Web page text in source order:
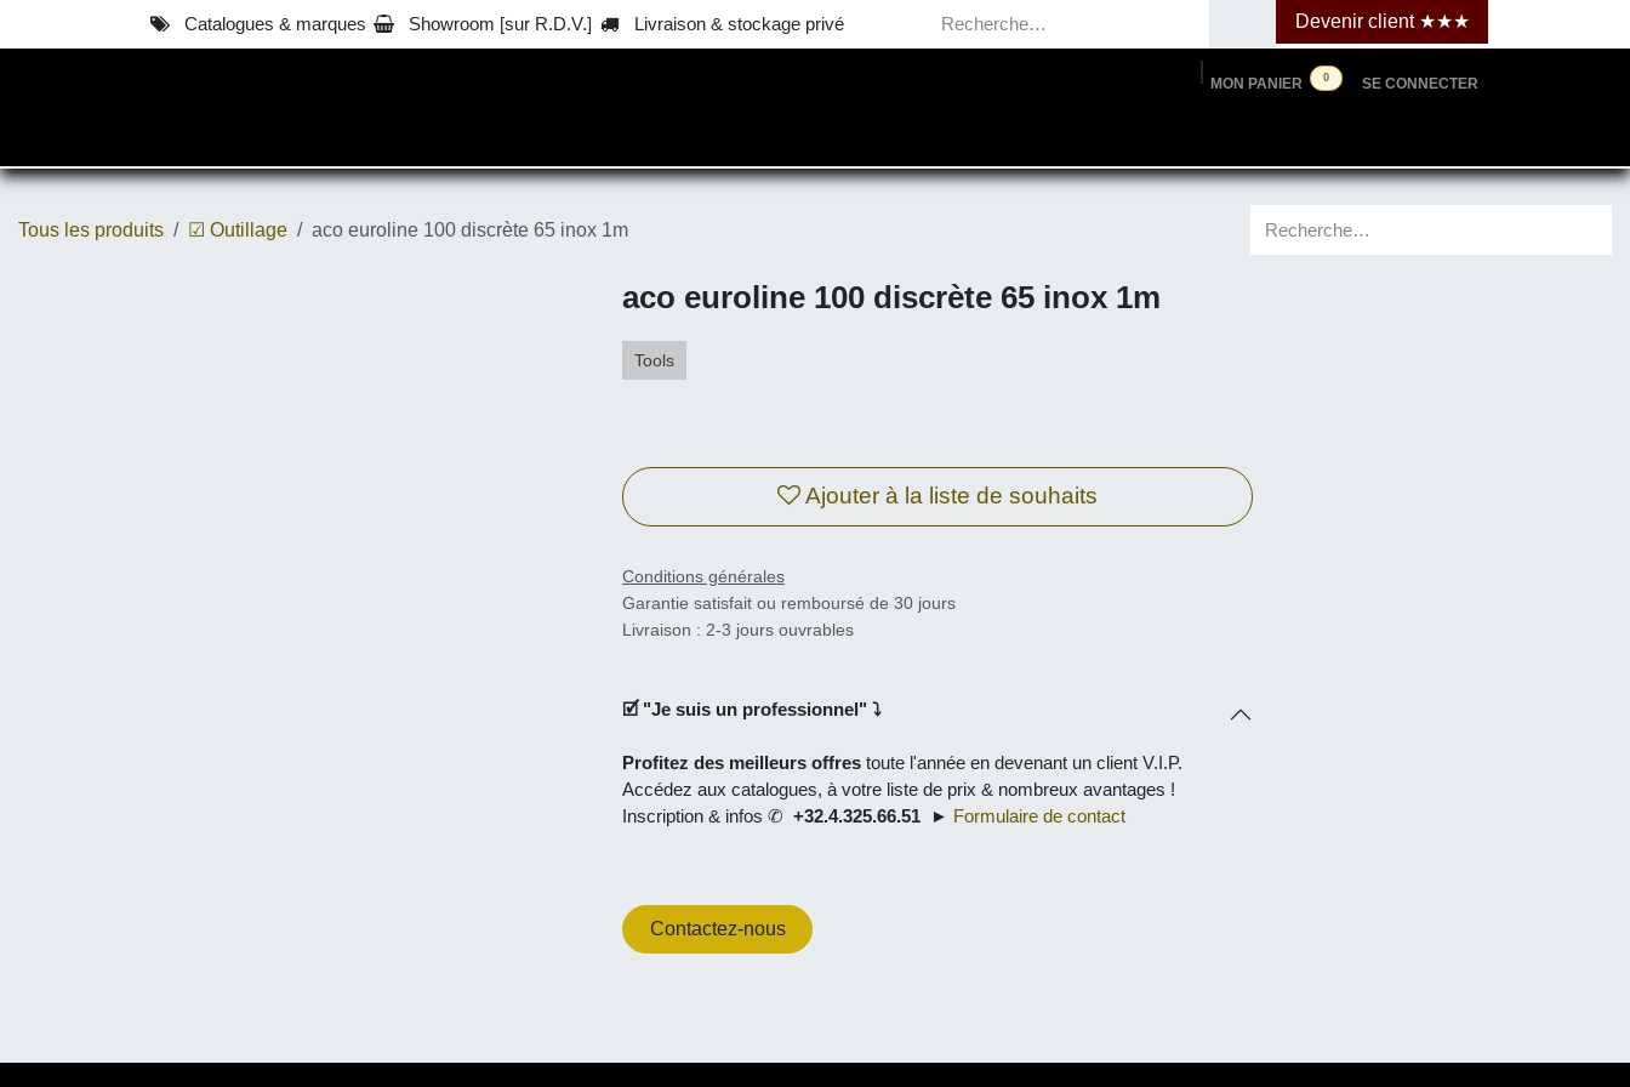
Se rendre au contenu Catalogues & marques Showroom [sur R.D.V.] Livraison & stockage privé Devenir clie​​​​​​nt ★★★
0
MON PANIER SE CONNECTER
Tous les produits ☑ Outillage aco euroline 100 discrète 65 inox 1m
aco euroline 100 discrète 65 inox 1m
Tools
Ajouter à la liste de souhaits
Conditions générales
Garantie satisfait ou remboursé de 30 jours
Livraison : 2-3 jours ouvrables
🗹 "Je suis un professionnel
Profitez des meilleurs offres toute l'année en devenant un client V.I.P.
Accédez aux catalogues, à votre liste de prix& nombreux avantages !
Inscription & infos ✆ +32.4.325.66.51►Formulaire de contact
Contactez-nous